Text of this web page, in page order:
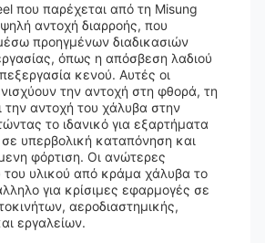
που παρέχεται από τη Misung
αντοχή διαρροής, που
προηγμένων διαδικασιών
όπως η απόσβεση λαδιού
κενού. Αυτές οι
την αντοχή στη φθορά, τη
την αντοχή του χάλυβα στην
το ιδανικό για εξαρτήματα
σε υπερβολική καταπόνηση και
φόρτιση. Οι ανώτερες
του υλικού από κράμα χάλυβα το
για κρίσιμες εφαρμογές σε
αεροδιαστημικής,
εργαλείων.